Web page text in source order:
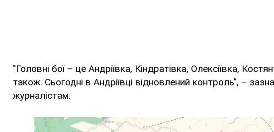
"Головні бої – це Андріївка, Кіндратівка, Олексіївка,
також. Сьогодні в Андріївці відновлений контроль", –
журналістам.